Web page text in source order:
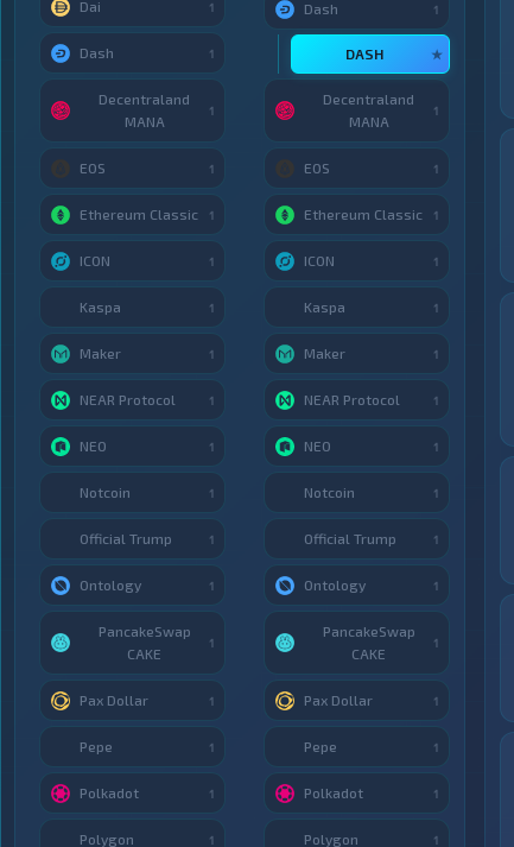
Dai 1
Dash 1
Decentraland
MANA
1
EOS 1
Ethereum Classic 1
ICON 1
Kaspa 1
Maker 1
NEAR Protocol 1
NEO 1
Notcoin 1
Official Trump 1
Ontology 1
PancakeSwap
CAKE
1
Pax Dollar 1
Pepe 1
Polkadot 1
Polygon 1
Dash 1
DASH ★
Decentraland
MANA
1
EOS 1
Ethereum Classic 1
ICON 1
Kaspa 1
Maker 1
NEAR Protocol 1
NEO 1
Notcoin 1
Official Trump 1
Ontology 1
PancakeSwap
CAKE
1
Pax Dollar 1
Pepe 1
Polkadot 1
Polygon 1